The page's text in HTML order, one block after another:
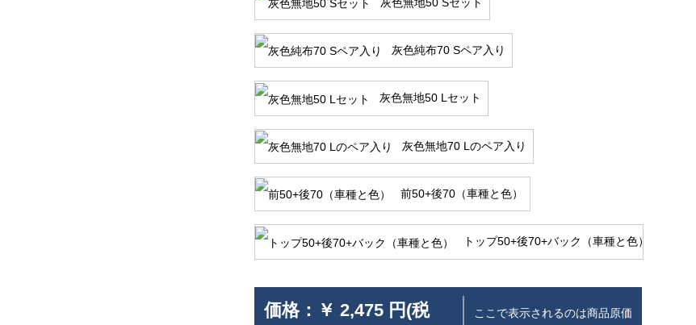
灰色純布70 Sペア入り
灰色無地50 Lセット
灰色無地70 Lのペア入り
前50+後70（車種と色）
トップ50+後70+バック（車種と色）
価格： ￥ 2,475 円(税
ここで表示されるのは商品原価